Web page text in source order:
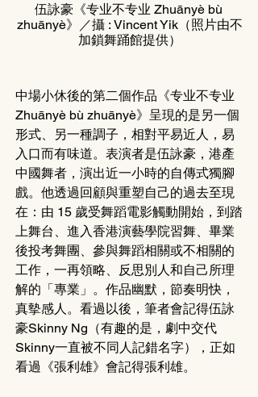
伍詠豪《专业不专业 Zhuānyè bù
zhuānyè》／攝 : Vincent Yik（照片由不
加鎖舞踊館提供）
中場小休後的第二個作品《专业不专业
Zhuānyè bù zhuānyè》呈現的是另一個
形式、另一種調子，相對平易近人，易
入口而有味道。表演者是伍詠豪，港產
中國舞者，演出近一小時的自傳式獨腳
戲。他透過回顧與重塑自己的過去至現
在：由 15 歲受舞蹈電影觸動開始，到踏
上舞台、進入香港演藝學院習舞、畢業
後投考舞團、參與舞蹈相關或不相關的
工作，一再領略、反思別人和自己所理
解的「專業」。作品幽默，節奏明快，
真摰感人。看過以後，筆者會記得伍詠
豪Skinny Ng（有趣的是，劇中交代
Skinny一直被不同人記錯名字），正如
看過《張利雄》會記得張利雄。